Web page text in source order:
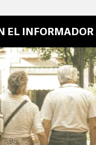
EL INFORMADOR